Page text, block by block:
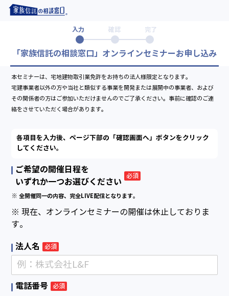
入力 確認 完了
「家族信託の相談窓口」オンラインセミナーお申し込み
本セミナーは、宅地建物取引業免許をお持ちの法人様限定となります。
宅建事業者以外の方や当社と類似する事業を開発または展開中の事業者、および
その関係者の方はご参加いただけませんのでご了承ください。事前に確認のご連
絡をさせていただく場合があります。
各項目を入力後、ページ下部の「確認画面へ」ボタンをクリック
してください。
ご希望の開催日程を
いずれか一つお選びください
必須
※ 全開催同一の内容、完全LIVE配信となります。
※ 現在、オンラインセミナーの開催は休止しておりま
す。
法人名 必須
電話番号 必須